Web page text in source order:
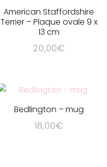
American Staffordshire
Terrier – Plaque ovale 9 x
13 cm
20,00€
Bedlington – mug
18,00€